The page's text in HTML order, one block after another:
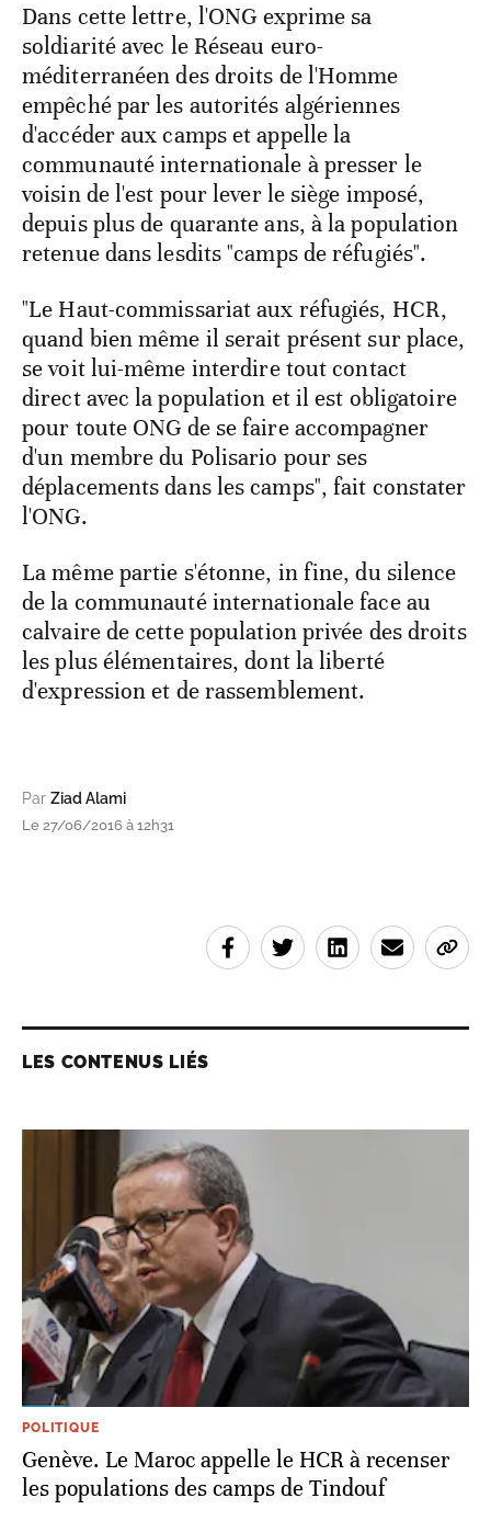
Dans cette lettre, l'ONG exprime sa
soldiarité avec le Réseau euro-
méditerranéen des droits de l'Homme
empêché par les autorités algériennes
d'accéder aux camps et appelle la
communauté internationale à presser le
voisin de l'est pour lever le siège imposé,
depuis plus de quarante ans, à la population
retenue dans lesdits "camps de réfugiés".
"Le Haut-commissariat aux réfugiés, HCR,
quand bien même il serait présent sur place,
se voit lui-même interdire tout contact
direct avec la population et il est obligatoire
pour toute ONG de se faire accompagner
d'un membre du Polisario pour ses
déplacements dans les camps", fait constater
l'ONG.
La même partie s'étonne, in fine, du silence
de la communauté internationale face au
calvaire de cette population privée des droits
les plus élémentaires, dont la liberté
d'expression et de rassemblement.
Par Ziad Alami
Le 27/06/2016 à 12h31
LES CONTENUS LIÉS
POLITIQUE
Genève. Le Maroc appelle le HCR à recenser
les populations des camps de Tindouf